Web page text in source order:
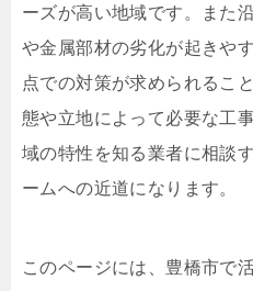
ーズが高い地域です。また
や金属部材の劣化が起きや
点での対策が求められるこ
態や立地によって必要な工
域の特性を知る業者に相談
ームへの近道になります。
このページには、豊橋市で